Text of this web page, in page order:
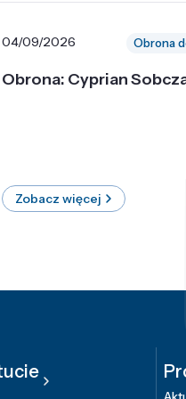
04/09/2026 Obrona
Obrona: Cyprian
Zobacz więcej